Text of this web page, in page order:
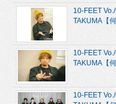
10-FEET
TAKUMA【
10-FEET
TAKUMA【
10-FEET